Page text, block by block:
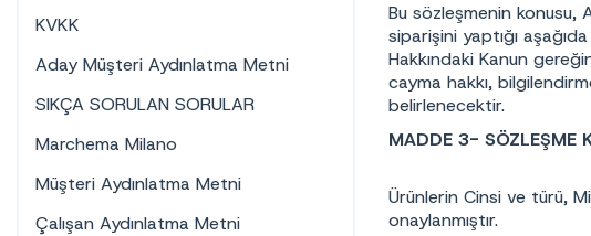
KVKK
Aday Müşteri Aydınlatma Metni
SIKÇA SORULAN SORULAR
Marchema Milano
Müşteri Aydınlatma Metni
Çalışan Aydınlatma Metni
Bu sözleşmenin
siparişini yaptığı
Hakkındaki Kanun
cayma hakkı,
belirlenecektir.
MADDE 3- SÖZLEŞME
Ürünlerin Cinsi ve türü,
onaylanmıştır.